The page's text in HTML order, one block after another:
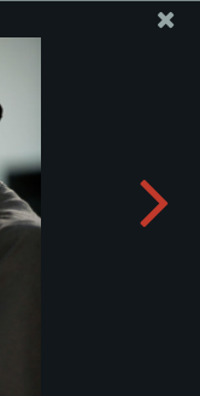
موقع مکتب
مجموعة صور قائد